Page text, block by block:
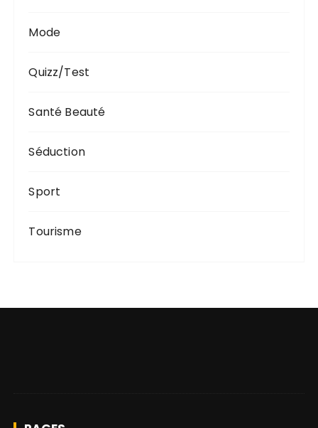
Mode
Quizz/Test
Santé Beauté
Séduction
Sport
Tourisme